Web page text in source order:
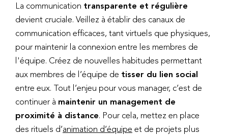
La communication transparente et régulière
devient cruciale. Veillez à établir des canaux de
communication efficaces, tant virtuels que physiques,
pour maintenir la connexion entre les membres de
l'équipe. Créez de nouvelles habitudes permettant
aux membres de l’équipe de tisser du lien social
entre eux. Tout l’enjeu pour vous manager, c’est de
continuer à maintenir un management de
proximité à distance. Pour cela, mettez en place
des rituels d’animation d’équipe et de projets plus